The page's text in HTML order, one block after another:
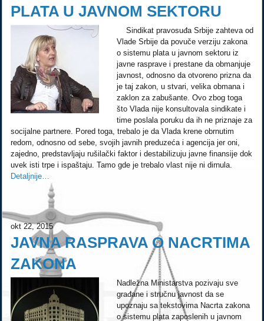
PLATA U JAVNOM SEKTORU
Sindikat pravosuđa Srbije zahteva od
Vlade Srbije da povuče verziju zakona
o sistemu plata u javnom sektoru iz
javne rasprave i prestane da obmanjuje
javnost, odnosno da otvoreno prizna da
je taj zakon, u stvari, velika obmana i
zaklon za zabušante. Ovo zbog toga
što Vlada nije konsultovala sindikate i
time poslala poruku da ih ne priznaje za
socijalne partnere. Pored toga, trebalo je da Vlada krene obrnutim
redom, odnosno od sebe, svojih javnih preduzeća i agencija jer oni,
zajedno, predstavljaju rušilački faktor i destabilizuju javne finansije dok
uvek isti trpe i ispaštaju. Tamo gde je trebalo vlast nije ni dirnula.
Detaljnije…
okt 22, 2015
JAVNA RASPRAVA O NACRTIMA
ZAKONA
Nadležna Ministarstva pozivaju sve
građane i stručnu javnost da se
upoznaju sa tekstovima Nacrta zakona
o sistemu plata zaposlenih u javnom